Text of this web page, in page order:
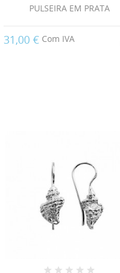
PULSEIRA EM PRATA
31,00 € Com IVA